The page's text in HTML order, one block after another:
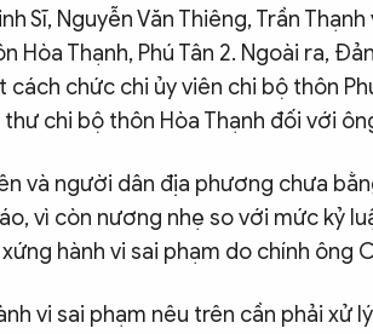
Sĩ, Nguyễn Văn Thiêng, Trần
Hòa Thạnh, Phú Tân 2. Ngoài ra,
cách chức chi ủy viên chi bộ thôn
chi bộ thôn Hòa Thạnh đối với
và người dân địa phương chưa
vì còn nương nhẹ so với mức kỷ
hành vi sai phạm do chính ông
vi sai phạm nêu trên cần phải xử